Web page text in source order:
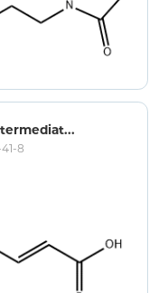
41-8